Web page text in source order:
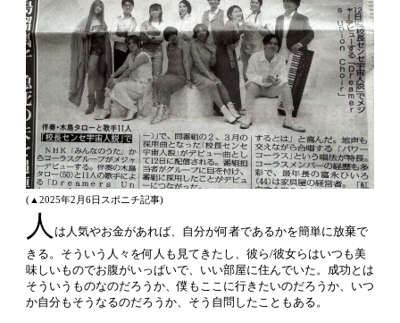
(▲2025年2月6日スポニチ記事)
人 は人気やお金があれば、自分が何者であるかを簡単に放棄で
きる。そういう人々を何人も見てきたし、彼ら/彼女らはいつも美
味しいものでお腹がいっぱいで、いい部屋に住んでいた。成功とは
そういうものなのだろうか、僕もここに行きたいのだろうか、いつ
か自分もそうなるのだろうか、そう自問したこともある。